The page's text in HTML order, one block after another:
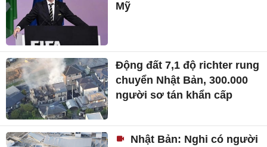
Mỹ
Động đất 7,1 độ richter rung
chuyển Nhật Bản, 300.000
người sơ tán khẩn cấp
Nhật Bản: Nghi có người